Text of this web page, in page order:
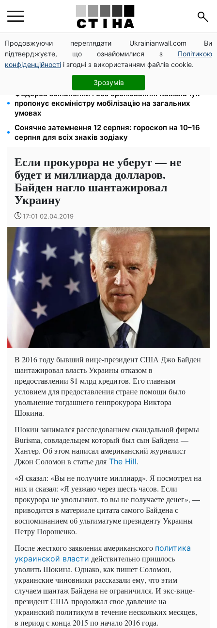
Продовжуючи переглядати Ukrainianwall.com Ви
підтверджуєте, що ознайомилися з Політикою
конфіденційності і згодні з використанням файлів cookie.
Зрозумів
Яйця від 19,90 грн за десяток: АТБ, Сільпо, Varus та
Ашан переписали цінники в серпні
120 000 грн на авто: компенсацію для ветеранів
хочуть поширити на III групу інвалідності
Федоров звільнений і без бронювання: Камельчук
пропонує ексміністру мобілізацію на загальних
умовах
Сонячне затемнення 12 серпня: гороскоп на 10–16
серпня для всіх знаків зодіаку
Если прокурора не уберут — не
будет и миллиарда долларов.
Байден нагло шантажировал
Украину
17:01 02.04.2019
В 2016 году бывший вице-президент США Джо Байден
шантажировал власть Украины отказом в
предоставлении $1 млрд кредитов. Его главным
условием для предоставления стране помощи было
увольнение тогдашнего генпрокурора Виктора
Шокина.
Шокин занимался расследованием скандальной фирмы
Burisma, совладельцем который был сын Байдена —
Хантер. Об этом написал американский журналист
Джон Соломон в статье для The Hill.
«Я сказал: «Вы не получите миллиард». Я посмотрел на
них и сказал: «Я уезжаю через шесть часов. Если
прокурора не увольняют, то вы не получаете денег», —
приводится в материале цитата самого Байдена с
воспоминанием об ультиматуме президенту Украины
Петру Порошенко.
После жесткого заявления американского политика
украинской власти действительно пришлось
уволить Шокина. Однако, как пишет Соломон,
украинские чиновники рассказали ему, что этим
случаем шантаж Байдена не ограничился. И экс-вице-
президент США продолжал свое давление на
украинский политикум в течение нескольких месяцев,
в период с конца 2015 по начало 2016 года.